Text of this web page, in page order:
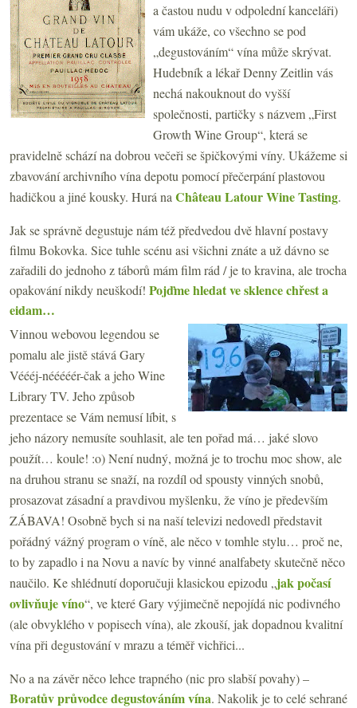
a častou nudu v odpolední kanceláři)
vám ukáže, co všechno se pod
„degustováním“ vína může skrývat.
Hudebník a lékař Denny Zeitlin vás
nechá nakouknout do vyšší
společnosti, partičky s názvem „First
Growth Wine Group“, která se
pravidelně schází na dobrou večeři se špičkovými víny. Ukážeme si
zbavování archivního vína depotu pomocí přečerpání plastovou
hadičkou a jiné kousky. Hurá na Château Latour Wine Tasting.
Jak se správně degustuje nám též předvedou dvě hlavní postavy
filmu Bokovka. Sice tuhle scénu asi všichni znáte a už dávno se
zařadili do jednoho z táborů mám film rád / je to kravina, ale trocha
opakování nikdy neuškodí! Pojďme hledat ve sklence chřest a
eidam…
Vinnou webovou legendou se
pomalu ale jistě stává Gary
Véééj-nééééér-čak a jeho Wine
Library TV. Jeho způsob
prezentace se Vám nemusí líbit, s
jeho názory nemusíte souhlasit, ale ten pořad má… jaké slovo
použít… koule! :o) Není nudný, možná je to trochu moc show, ale
na druhou stranu se snaží, na rozdíl od spousty vinných snobů,
prosazovat zásadní a pravdivou myšlenku, že víno je především
ZÁBAVA! Osobně bych si na naší televizi nedovedl představit
pořádný vážný program o víně, ale něco v tomhle stylu… proč ne,
to by zapadlo i na Novu a navíc by vinné analfabety skutečně něco
naučilo. Ke shlédnutí doporučuji klasickou epizodu „jak počasí
ovlivňuje víno“, ve které Gary výjimečně nepojídá nic podivného
(ale obvyklého v popisech vína), ale zkouší, jak dopadnou kvalitní
vína při degustování v mrazu a téměř vichřici...
No a na závěr něco lehce trapného (nic pro slabší povahy) –
Boratův průvodce degustováním vína. Nakolik je to celé sehrané